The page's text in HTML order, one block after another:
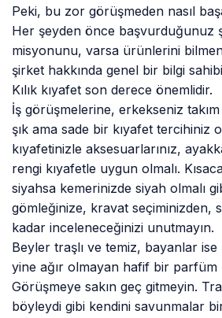
Peki, bu zor görüşmeden nasıl
Her şeyden önce başvurduğunuz
misyonunu, varsa ürünlerini
şirket hakkında genel bir bilgi
Kılık kıyafet son derece önemlidir.
İş görüşmelerine, erkekseniz
şık ama sade bir kıyafet tercihiniz
kıyafetinizle aksesuarlarınız,
rengi kıyafetle uygun olmalı.
siyahsa kemerinizde siyah olmalı
gömleğinize, kravat seçiminizden,
kadar inceleneceğinizi unutmayın.
Beyler traşlı ve temiz, bayanlar ise
yine ağır olmayan hafif bir parfüm
Görüşmeye sakın geç gitmeyin.
böyleydi gibi kendini savunmalar